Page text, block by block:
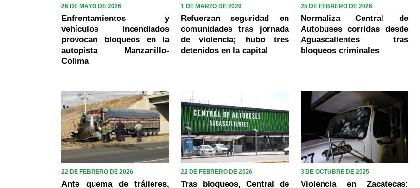
26 DE MAYO DE 2026
Enfrentamientos y
vehículos incendiados
provocan bloqueos en la
autopista Manzanillo-
Colima
1 DE MARZO DE 2026
Refuerzan seguridad en
comunidades tras jornada
de violencia; hubo tres
detenidos en la capital
25 DE FEBRERO DE 2026
Normaliza Central de
Autobuses corridas desde
Aguascalientes tras
bloqueos criminales
22 DE FEBRERO DE 2026
Ante quema de tráileres,
22 DE FEBRERO DE 2026
Tras bloqueos, Central de
3 DE OCTUBRE DE 2025
Violencia en Zacatecas: